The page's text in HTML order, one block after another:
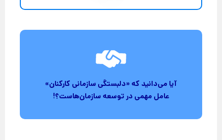
آیا می‌دانید که «دلبستگی سازمانی کارکنان»
عامل مهمی در توسعه سازمان‌هاست؟!
استقرار نظام پیشنهادات یعنی استفاده از منبع عظیمِ
توانمندی‌های فکری کارکنان در مدیریت سازمان!
برای مشاوره رایگان کلیک کنید